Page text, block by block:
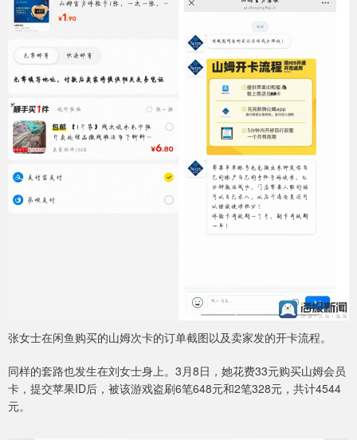
张女士在闲鱼购买的山姆次卡的订单截图以及卖家发的开卡流程。
同样的套路也发生在刘女士身上。3月8日，她花费33元购买山姆会员
卡，提交苹果ID后，被该游戏盗刷6笔648元和2笔328元，共计4544
元。